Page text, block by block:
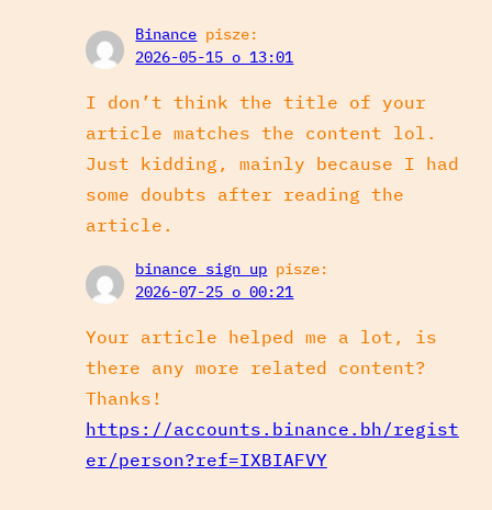
Binance pisze:
2026-05-15 o 13:01
I don’t think the title of your
article matches the content lol.
Just kidding, mainly because I had
some doubts after reading the
article.
binance sign up pisze:
2026-07-25 o 00:21
Your article helped me a lot, is
there any more related content?
Thanks!
https://accounts.binance.bh/regist
er/person?ref=IXBIAFVY